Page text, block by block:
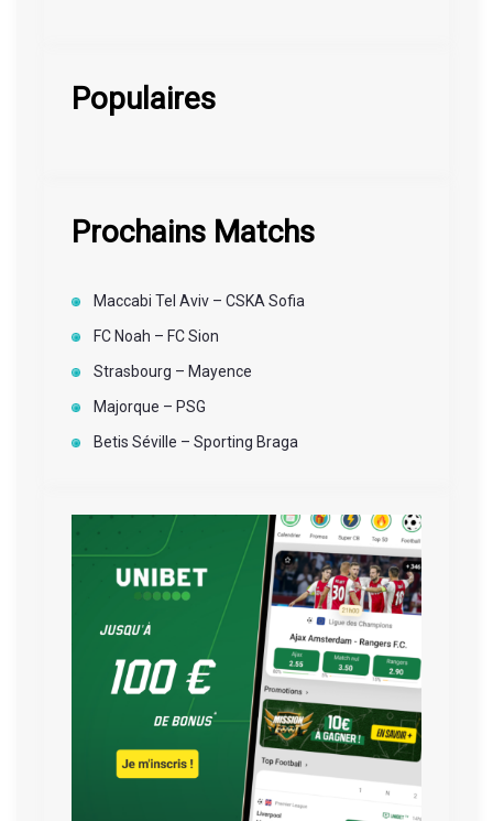
Populaires
Prochains Matchs
Maccabi Tel Aviv – CSKA Sofia
FC Noah – FC Sion
Strasbourg – Mayence
Majorque – PSG
Betis Séville – Sporting Braga